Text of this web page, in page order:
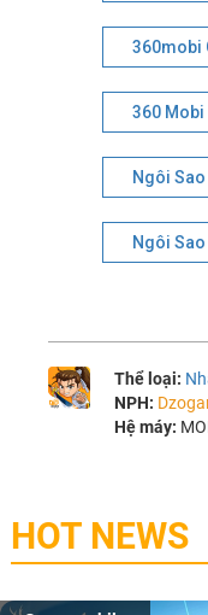
360mobi
360 Mobi
Ngôi
Ngôi
Thể loại:
NPH:
Hệ máy:
HOT NEWS